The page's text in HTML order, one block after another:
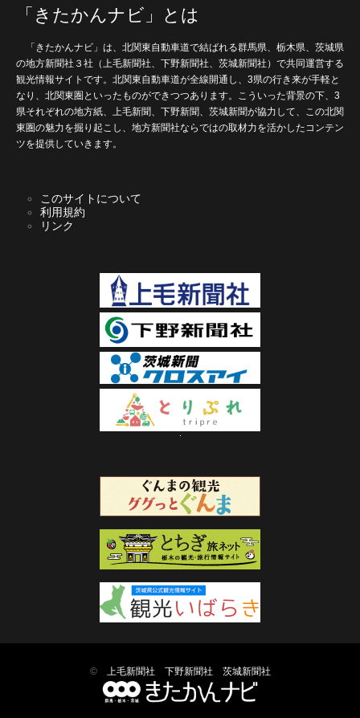
「きたかんナビ」とは
「きたかんナビ」は、北関東自動車道で結ばれる群馬県、栃木県、茨城県
の地方新聞社３社（上毛新聞社、下野新聞社、茨城新聞社）で共同運営する
観光情報サイトです。北関東自動車道が全線開通し、3県の行き来が手軽と
なり、北関東圏といったものができつつあります。こういった背景の下、3
県それぞれの地方紙、上毛新聞、下野新聞、茨城新聞が協力して、この北関
東圏の魅力を掘り起こし、地方新聞社ならではの取材力を活かしたコンテン
ツを提供していきます。
このサイトについて
利用規約
リンク
© 上毛新聞社 下野新聞社 茨城新聞社